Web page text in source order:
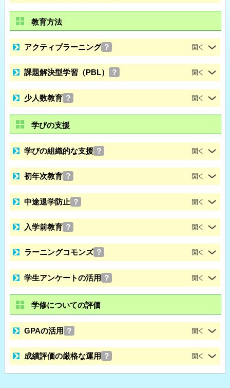
教育方法
アクティブラーニング ？
課題解決型学習（PBL） ？
少人数教育 ？
学びの支援
学びの組織的な支援 ？
初年次教育 ？
中途退学防止 ？
入学前教育 ？
ラーニングコモンズ ？
学生アンケートの活用 ？
学修についての評価
GPAの活用 ？
成績評価の厳格な運用 ？